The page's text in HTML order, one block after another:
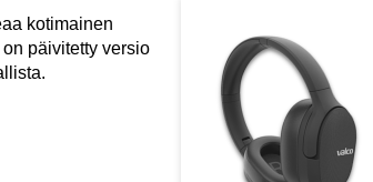
kotimainen
päivitetty versio